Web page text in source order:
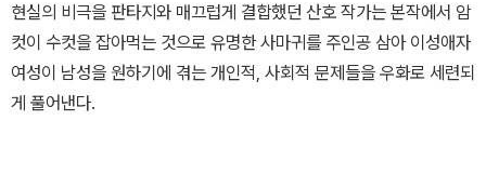
현실의 비극을 판타지와 매끄럽게 결합했던 산호 작가는 본작에서 암
컷이 수컷을 잡아먹는 것으로 유명한 사마귀를 주인공 삼아 이성애자
여성이 남성을 원하기에 겪는 개인적, 사회적 문제들을 우화로 세련되
게 풀어낸다.